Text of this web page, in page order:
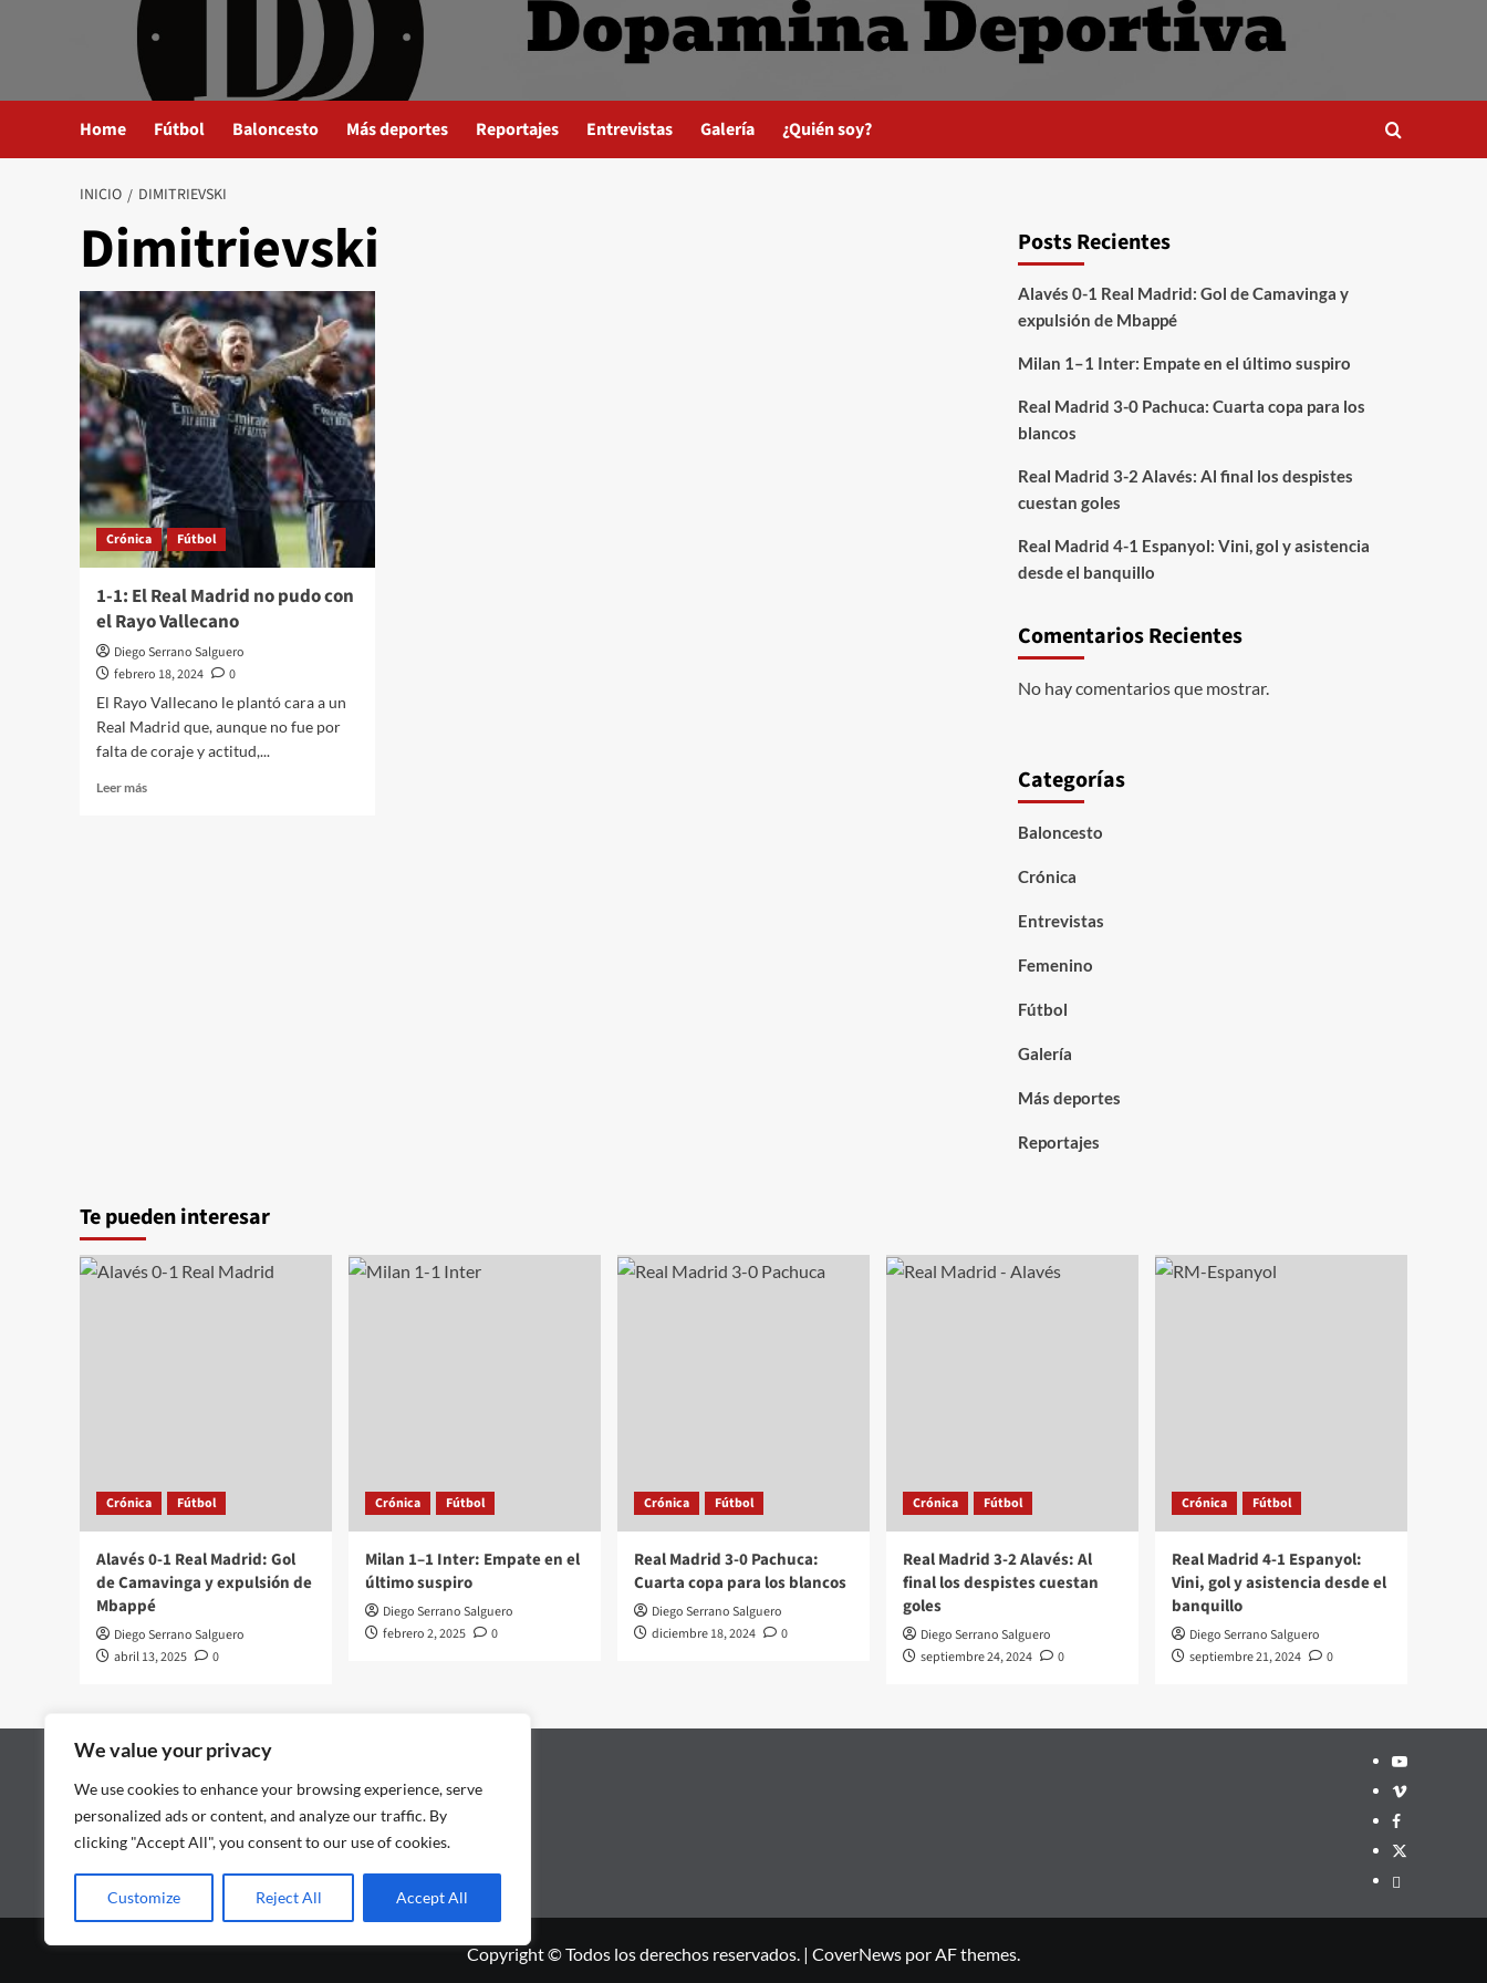
We value your privacy
We use cookies to enhance your browsing experience, serve
personalized ads or content, and analyze our traffic. By
clicking "Accept All", you consent to our use of cookies.
Customize Reject All Accept All
Home Fútbol Baloncesto Más deportes Reportajes Entrevistas Galería ¿Quién soy?
INICIO DIMITRIEVSKI
Dimitrievski
Crónica Fútbol
1-1: El Real Madrid no pudo con
el Rayo Vallecano
Diego Serrano Salguero
febrero 18, 2024
0
El Rayo Vallecano le plantó cara a un
Real Madrid que, aunque no fue por
falta de coraje y actitud,...
Leer másLeer
Posts Recientes
Alavés 0-1 Real Madrid: Gol de Camavinga y
expulsión de Mbappé
Milan 1–1 Inter: Empate en el último suspiro
Real Madrid 3-0 Pachuca: Cuarta copa para los
blancos
Real Madrid 3-2 Alavés: Al final los despistes
cuestan goles
Real Madrid 4-1 Espanyol: Vini, gol y asistencia
desde el banquillo
Comentarios Recientes
No hay comentarios que mostrar.
Categorías
Baloncesto
Crónica
Entrevistas
Femenino
Fútbol
Galería
Más deportes
Reportajes
Te pueden interesar
Crónica Fútbol
Alavés 0-1 Real Madrid: Gol
de Camavinga y expulsión de
Mbappé
Diego Serrano Salguero
abril 13, 2025
0
Crónica Fútbol
Milan 1–1 Inter: Empate en el
último suspiro
Diego Serrano Salguero
febrero 2, 2025
0
Crónica Fútbol
Real Madrid 3-0 Pachuca:
Cuarta copa para los blancos
Diego Serrano Salguero
diciembre 18, 2024
0
Crónica Fútbol
Real Madrid 3-2 Alavés: Al
final los despistes cuestan
goles
Diego Serrano Salguero
septiembre 24, 2024
0
Crónica Fútbol
Real Madrid 4-1 Espanyol:
Vini, gol y asistencia desde el
banquillo
Diego Serrano Salguero
septiembre 21, 2024
0
Youtube
Vimeo
Facebook
Twitter
¿Quién
Copyright © Todos los derechos reservados. | CoverNews por AF themes.